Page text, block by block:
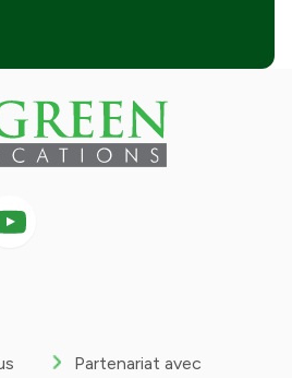
sur LinkedIn
Partenariat avec